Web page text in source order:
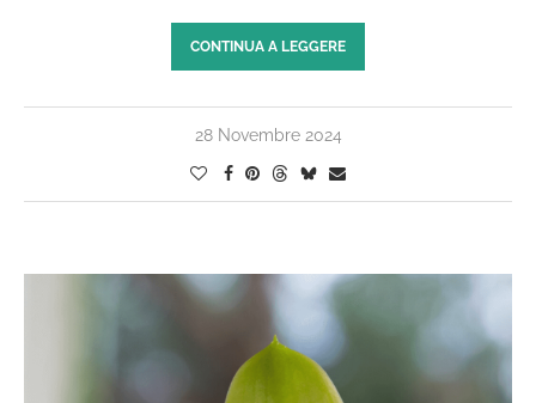
CONTINUA A LEGGERE
28 Novembre 2024